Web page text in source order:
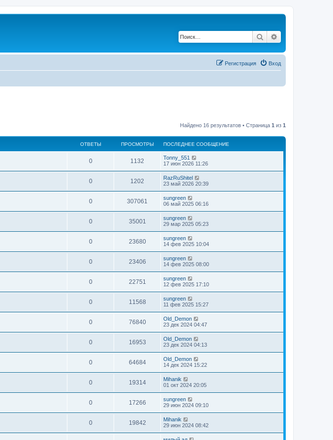
Поиск
Вход
Регистрация
Найдено 16 результатов • Страница 1 из 1
ОТВЕТЫ ПРОСМОТРЫ ПОСЛЕДНЕЕ СООБЩЕНИЕ
0 1132
Tonny_551
17 июн 2026 11:26
0 1202
RazRuShitel
23 май 2026 20:39
0 307061
sungreen
06 май 2025 06:16
0 35001
sungreen
29 мар 2025 05:23
0 23680
sungreen
14 фев 2025 10:04
0 23406
sungreen
14 фев 2025 08:00
0 22751
sungreen
12 фев 2025 17:10
0 11568
sungreen
11 фев 2025 15:27
0 76840
Old_Demon
23 дек 2024 04:47
0 16953
Old_Demon
23 дек 2024 04:13
0 64684
Old_Demon
14 дек 2024 15:22
0 19314
Mihanik
01 окт 2024 20:05
0 17266
sungreen
29 июн 2024 09:10
0 19842
Mihanik
29 июн 2024 08:42